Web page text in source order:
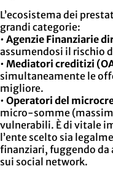
L’ecosistema dei
grandi categorie:
• Agenzie Finanziarie
assumendosi il rischio
• Mediatori creditizi
simultaneamente le
migliore.
• Operatori del
micro-somme
vulnerabili. È di vitale
l’ente scelto sia
finanziari, fuggendo
sui social network.